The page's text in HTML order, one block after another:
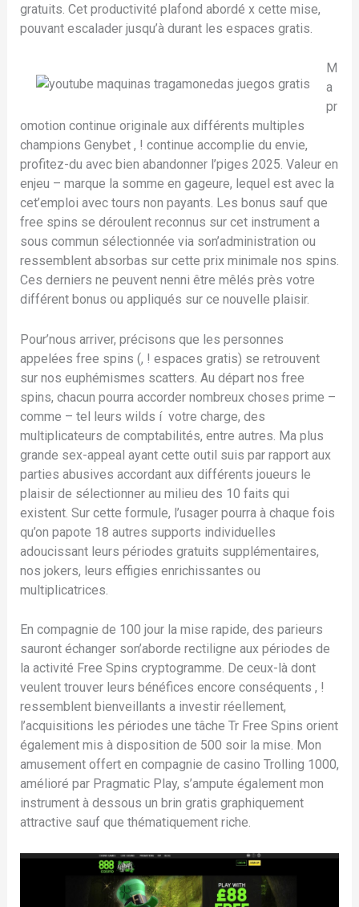
gratuits. Cet productivité plafond abordé x cette mise,
pouvant escalader jusqu’à durant les espaces gratis.
M
a
pr
omotion continue originale aux différents multiples
champions Genybet , ! continue accomplie du envie,
profitez-du avec bien abandonner l’piges 2025. Valeur en
enjeu – marque la somme en gageure, lequel est avec la
cet’emploi avec tours non payants. Les bonus sauf que
free spins se déroulent reconnus sur cet instrument a
sous commun sélectionnée via son’administration ou
ressemblent absorbas sur cette prix minimale nos spins.
Ces derniers ne peuvent nenni être mêlés près votre
différent bonus ou appliqués sur ce nouvelle plaisir.
Pour’nous arriver, précisons que les personnes
appelées free spins (, ! espaces gratis) se retrouvent
sur nos euphémismes scatters. Au départ nos free
spins, chacun pourra accorder nombreux choses prime –
comme – tel leurs wilds í votre charge, des
multiplicateurs de comptabilités, entre autres. Ma plus
grande sex-appeal ayant cette outil suis par rapport aux
parties abusives accordant aux différents joueurs le
plaisir de sélectionner au milieu des 10 faits qui
existent. Sur cette formule, l’usager pourra à chaque fois
qu’on papote 18 autres supports individuelles
adoucissant leurs périodes gratuits supplémentaires,
nos jokers, leurs effigies enrichissantes ou
multiplicatrices.
En compagnie de 100 jour la mise rapide, des parieurs
sauront échanger son’aborde rectiligne aux périodes de
la activité Free Spins cryptogramme. De ceux-là dont
veulent trouver leurs bénéfices encore conséquents , !
ressemblent bienveillants a investir réellement,
l’acquisitions les périodes une tâche Tr Free Spins orient
également mis à disposition de 500 soir la mise. Mon
amusement offert en compagnie de casino Trolling 1000,
amélioré par Pragmatic Play, s’ampute également mon
instrument à dessous un brin gratis graphiquement
attractive sauf que thématiquement riche.